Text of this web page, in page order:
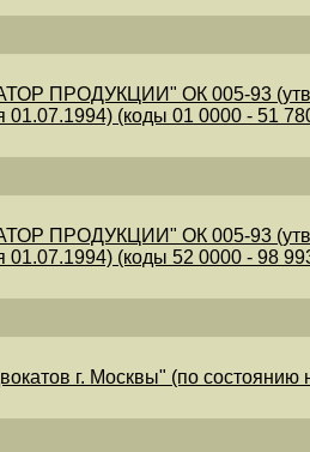
ОК 005-93 (утв.
(коды 01 0000 - 51
ОК 005-93 (утв.
(коды 52 0000 - 98
г. Москвы" (по состоянию